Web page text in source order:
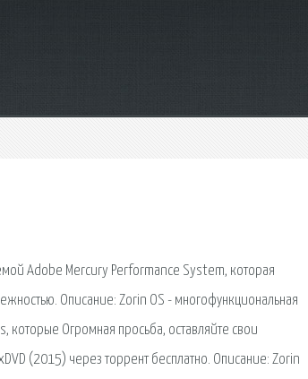
Adobe Mercury Performance System, которая
Описание: Zorin OS - многофункциональная
которые Огромная просьба, оставляйте свои
(2015) через торрент бесплатно. Описание: Zorin